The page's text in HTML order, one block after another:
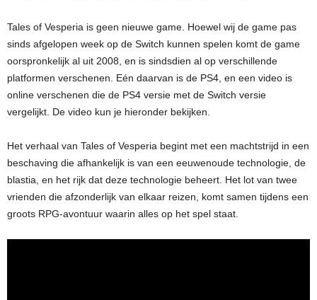
Tales of Vesperia is geen nieuwe game. Hoewel wij de game pas
sinds afgelopen week op de Switch kunnen spelen komt de game
oorspronkelijk al uit 2008, en is sindsdien al op verschillende
platformen verschenen. Eén daarvan is de PS4, en een video is
online verschenen die de PS4 versie met de Switch versie
vergelijkt. De video kun je hieronder bekijken.
Het verhaal van Tales of Vesperia begint met een machtstrijd in een
beschaving die afhankelijk is van een eeuwenoude technologie, de
blastia, en het rijk dat deze technologie beheert. Het lot van twee
vrienden die afzonderlijk van elkaar reizen, komt samen tijdens een
groots RPG-avontuur waarin alles op het spel staat.